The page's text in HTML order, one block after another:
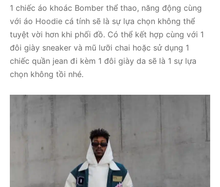
1 chiếc áo khoác Bomber thể thao, năng động cùng
với áo Hoodie cá tính sẽ là sự lựa chọn không thể
tuyệt vời hơn khi phối đồ. Có thể kết hợp cùng với 1
đôi giày sneaker và mũ lưỡi chai hoặc sử dụng 1
chiếc quần jean đi kèm 1 đôi giày da sẽ là 1 sự lựa
chọn không tồi nhé.